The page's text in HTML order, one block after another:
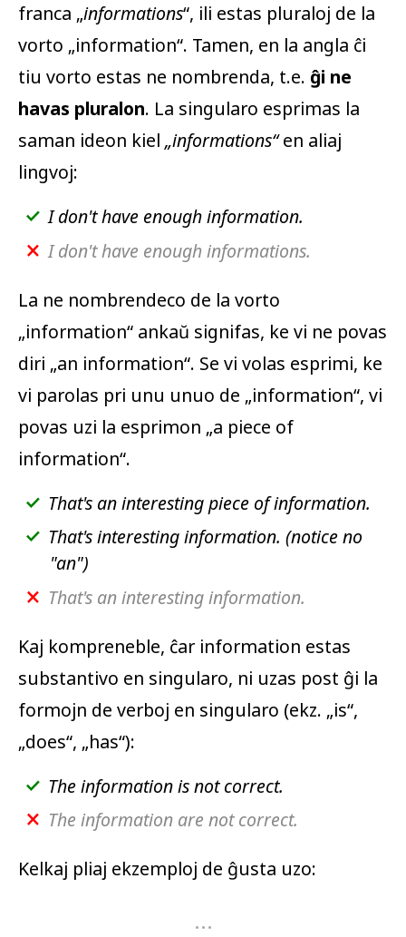
franca „informations“, ili estas pluraloj de la
vorto „information“. Tamen, en la angla ĉi
tiu vorto estas ne nombrenda, t.e. ĝi ne
havas pluralon. La singularo esprimas la
saman ideon kiel „informations“en aliaj
lingvoj:
I don't have enoughinformation.
I don't have enough informations.
La ne nombrendeco de la vorto
„information“ ankaŭ signifas, ke vi ne povas
diri „an information“. Se vi volas esprimi, ke
vi parolas pri unu unuo de „information“, vi
povas uzi la esprimon „a piece of
information“.
That's an interesting piece of information.
That's interesting information. (notice no
"an")
That's an interesting information.
Kaj kompreneble, ĉar information estas
substantivo en singularo, ni uzas post ĝi la
formojn de verboj en singularo (ekz. „is“,
„does“, „has“):
The information is not correct.
The information are not correct.
Kelkaj pliaj ekzemploj de ĝusta uzo:
...